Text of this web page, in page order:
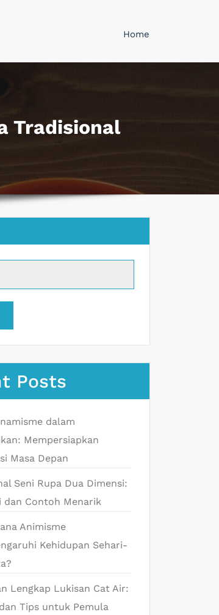
Home
Tradisional
Posts
dalam
Mempersiapkan
Masa Depan
Seni Rupa Dua Dimensi:
dan Contoh Menarik
Animisme
Kehidupan Sehari-
Lengkap Lukisan Cat Air:
Tips untuk Pemula